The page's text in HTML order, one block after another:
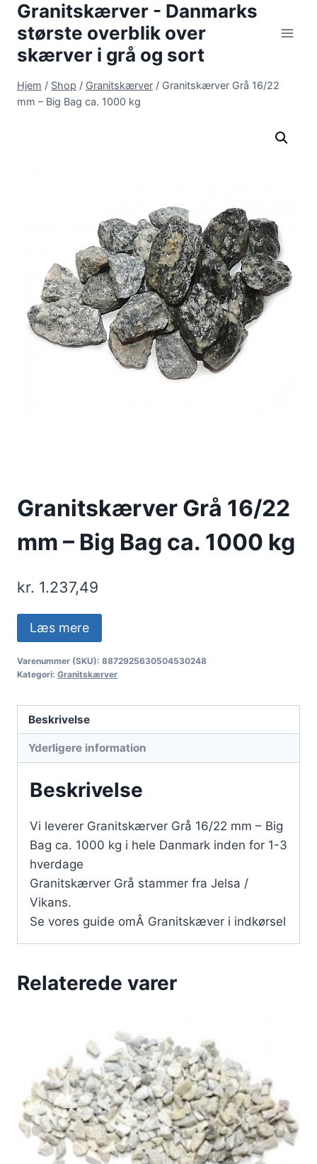
Fortsæt
indhold
Granitskærver - Danmarks
største overblik over
skærver i grå og sort
Hjem / Shop / Granitskærver / Granitskærver Grå 16/22
mm – Big Bag ca. 1000 kg
Granitskærver Grå 16/22
mm – Big Bag ca. 1000 kg
kr. 1.237,49
Læs mere
Varenummer (SKU): 8872925630504530248
Kategori: Granitskærver
Beskrivelse
Yderligere information
Beskrivelse
Vi leverer Granitskærver Grå 16/22 mm – Big
Bag ca. 1000 kg i hele Danmark inden for 1-3
hverdage
Granitskærver Grå stammer fra Jelsa /
Vikans.
Se vores guide omÂ Granitskæver i indkørsel
Relaterede varer